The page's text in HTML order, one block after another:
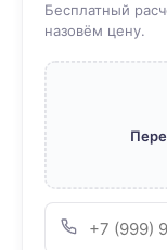
Бесплатный
назовём цену.